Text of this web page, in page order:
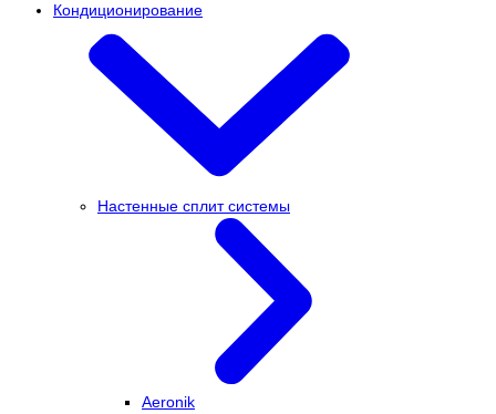
Кондиционирование
Настенные сплит системы
Aeronik